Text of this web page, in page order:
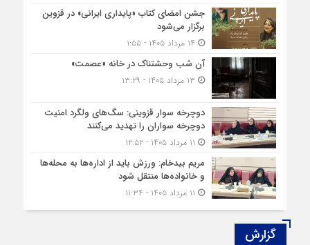
جشن امضای کتاب «پایداری ایرانی» در قزوین
برگزار می‌شود
آن شب وحشتناک در خانه «عصمت»
دوچرخه‌ سوار قزوینی: سگ‌های ولگرد امنیت
دوچرخه‌ سواران را تهدید می‌کنند
مریم بیدخام: ورزش باید از اداره‌ها به محله‌ها
و خانواده‌ها منتقل شود
گزارش‌